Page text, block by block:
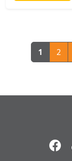
1 2